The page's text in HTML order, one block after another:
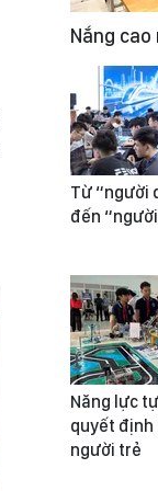
Nắng
Từ “người
đến
Năng lực
quyết định
người trẻ